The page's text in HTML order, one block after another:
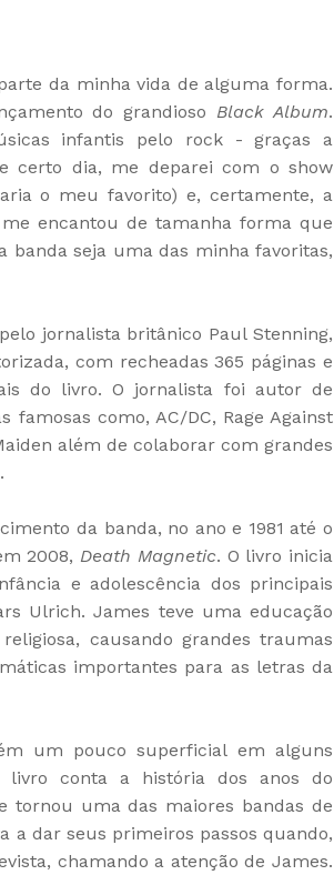
da minha vida de alguma forma.
do grandioso Black Album.
infantis pelo rock - graças a
certo dia, me deparei com o show
o meu favorito) e, certamente, a
encantou de tamanha forma que
seja uma das minha favoritas,
jornalista britânico Paul Stenning,
com recheadas 365 páginas e
do livro. O jornalista foi autor de
famosas como, AC/DC, Rage Against
além de colaborar com grandes
da banda, no ano e 1981 até o
2008, Death Magnetic. O livro inicia
e adolescência dos principais
Ulrich. James teve uma educação
causando grandes traumas
importantes para as letras da
um pouco superficial em alguns
conta a história dos anos do
tornou uma das maiores bandas de
a dar seus primeiros passos quando,
chamando a atenção de James.